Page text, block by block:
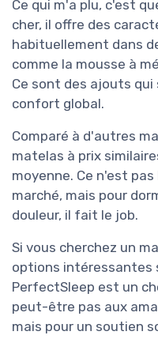
Ce qui m'a plu, c'est
cher, il offre des
habituellement dans
comme la mousse à
Ce sont des ajouts
confort global.
Comparé à d'autres
matelas à prix
moyenne. Ce n'est
marché, mais pour
douleur, il fait le job.
Si vous cherchez un
options intéressantes
PerfectSleep est un
peut-être pas aux
mais pour un soutien